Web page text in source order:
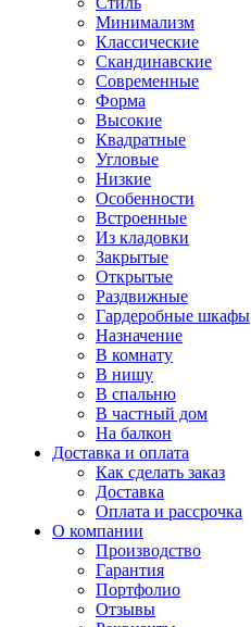
Минимализм
Классические
Скандинавские
Современные
Форма
Высокие
Квадратные
Угловые
Низкие
Особенности
Встроенные
Из кладовки
Закрытые
Открытые
Раздвижные
Гардеробные шкафы
Назначение
В комнату
В нишу
В спальню
В частный дом
На балкон
Доставка и оплата
Как сделать заказ
Доставка
Оплата и рассрочка
О компании
Производство
Гарантия
Портфолио
Отзывы